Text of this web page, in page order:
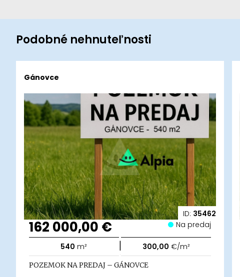
Podobné nehnuteľnosti
ID: 35462
Gánovce
162 000,00 € Na predaj
540 m² | 300,00 €/m²
POZEMOK NA PREDAJ – GÁNOVCE